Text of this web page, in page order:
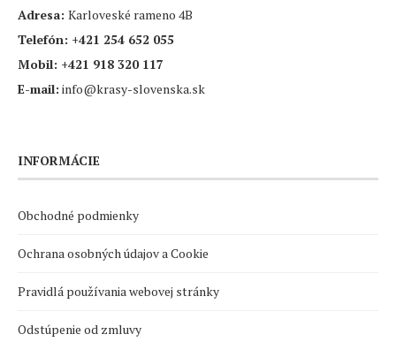
Adresa: Karloveské rameno 4B
Telefón: +421 254 652 055
Mobil: +421 918 320 117
E-mail: info@krasy-slovenska.sk
INFORMÁCIE
Obchodné podmienky
Ochrana osobných údajov a Cookie
Pravidlá používania webovej stránky
Odstúpenie od zmluvy